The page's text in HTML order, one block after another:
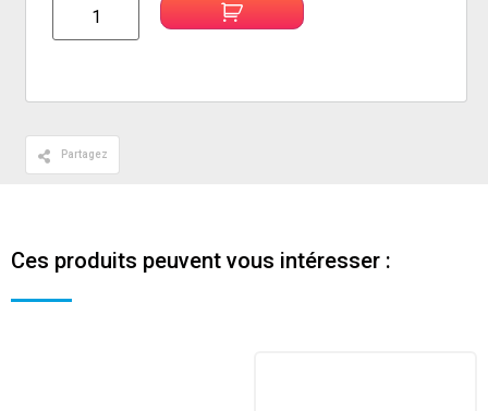
Partagez
Ces produits peuvent vous intéresser :